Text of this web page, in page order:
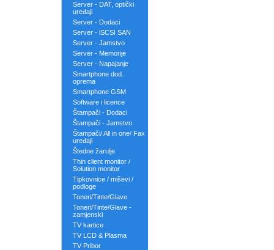
Server - DAT, optički
uređaji
Server - Dodaci
Server - iSCSI SAN
Server - Jamstvo
Server - Memorije
Server - Napajanje
Smartphone dod.
oprema
Smartphone GSM
Software i licence
Štampači - Dodaci
Štampači - Jamstvo
Štampači/ All in one/ Fax
uređaji
Štedne žarulje
Thin client monitor /
Solution monitor
Tipkovnice / miševi /
podloge
Toneri/Tinte/Glave
Toneri/Tinte/Glave -
zamjenski
TV kartice
TV LCD & Plasma
TV Pribor